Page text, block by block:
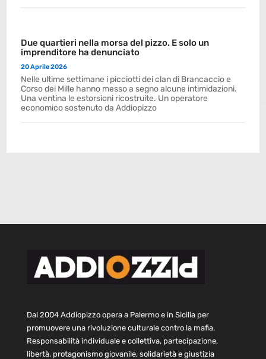
Due quartieri nella morsa del pizzo. E solo un
imprenditore ha denunciato
20 Aprile 2026
Nelle ultime settimane i picciotti dei clan di Brancaccio e
Corso dei Mille hanno messo a segno alcune intimidazioni.
Una ventina le estorsioni ricostruite. Un operatore
economico sostenuto da Addiopizzo
Dal 2004 Addiopizzo opera a Palermo e in Sicilia per
promuovere una rivoluzione culturale contro la mafia.
Responsabilità individuale e collettiva, partecipazione,
libertà, protagonismo giovanile, solidarietà e giustizia